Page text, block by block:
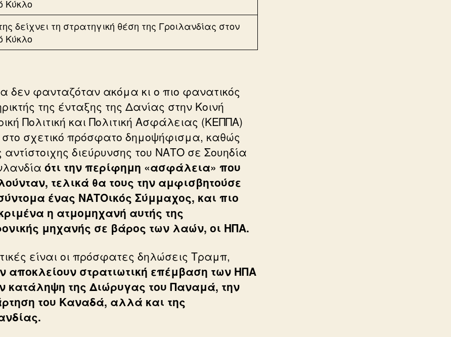
δείχνει τη στρατηγική θέση της Γροιλανδίας στον
Κύκλο
δεν φανταζόταν ακόμα κι ο πιο φανατικός
της ένταξης της Δανίας στην Κοινή
Πολιτική και Πολιτική Ασφάλειας (ΚΕΠΠΑ)
στο σχετικό πρόσφατο δημοψήφισμα, καθώς
αντίστοιχης διεύρυνσης του ΝΑΤΟ σε Σουηδία
ότι την περίφημη «ασφάλεια» που
τελικά θα τους την αμφισβητούσε
ένας ΝΑΤΟικός Σύμμαχος, και πιο
η ατμομηχανή αυτής της
μηχανής σε βάρος των λαών, οι ΗΠΑ.
είναι οι πρόσφατες δηλώσεις Τραμπ,
αποκλείουν στρατιωτική επέμβαση των ΗΠΑ
κατάληψη της Διώρυγας του Παναμά, την
του Καναδά, αλλά και της